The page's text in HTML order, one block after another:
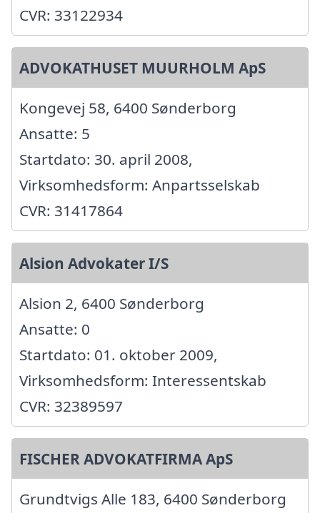
CVR: 33122934
ADVOKATHUSET MUURHOLM ApS
Kongevej 58, 6400 Sønderborg
Ansatte: 5
Startdato: 30. april 2008,
Virksomhedsform: Anpartsselskab
CVR: 31417864
Alsion Advokater I/S
Alsion 2, 6400 Sønderborg
Ansatte: 0
Startdato: 01. oktober 2009,
Virksomhedsform: Interessentskab
CVR: 32389597
FISCHER ADVOKATFIRMA ApS
Grundtvigs Alle 183, 6400 Sønderborg